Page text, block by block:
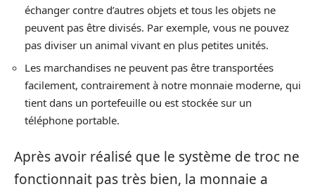
échanger contre d’autres objets et tous les objets ne
peuvent pas être divisés. Par exemple, vous ne pouvez
pas diviser un animal vivant en plus petites unités.
Les marchandises ne peuvent pas être transportées
facilement, contrairement à notre monnaie moderne, qui
tient dans un portefeuille ou est stockée sur un
téléphone portable.
Après avoir réalisé que le système de troc ne
fonctionnait pas très bien, la monnaie a